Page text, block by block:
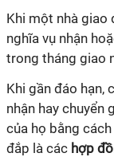
Khi một nhà giao
nghĩa vụ nhận
trong tháng giao
Khi gần đáo hạn,
nhận hay chuyển
của họ bằng
đắp là các hợp